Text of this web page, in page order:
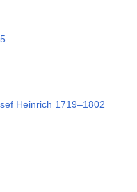
Heinrich 1719–1802